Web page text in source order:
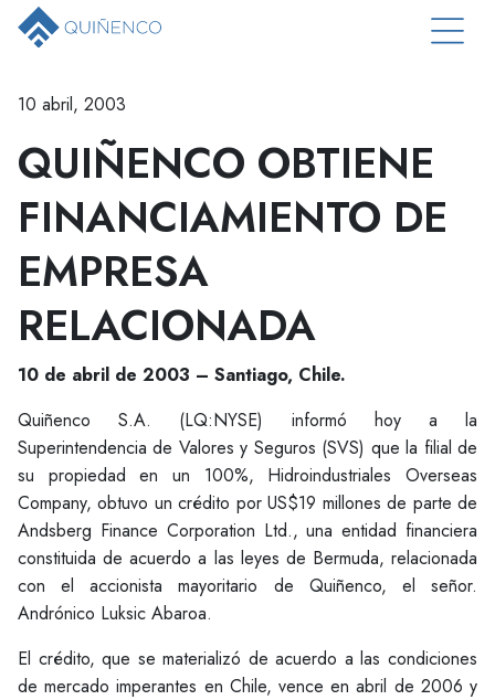
10 abril, 2003
QUIÑENCO OBTIENE
FINANCIAMIENTO DE
EMPRESA
RELACIONADA
10 de abril de 2003 – Santiago, Chile.
Quiñenco S.A. (LQ:NYSE) informó hoy a la
Superintendencia de Valores y Seguros (SVS) que la filial de
su propiedad en un 100%, Hidroindustriales Overseas
Company, obtuvo un crédito por US$19 millones de parte de
Andsberg Finance Corporation Ltd., una entidad financiera
constituida de acuerdo a las leyes de Bermuda, relacionada
con el accionista mayoritario de Quiñenco, el señor.
Andrónico Luksic Abaroa.
El crédito, que se materializó de acuerdo a las condiciones
de mercado imperantes en Chile, vence en abril de 2006 y